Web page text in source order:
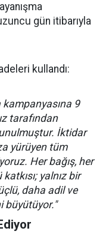
gün itibarıyla
kullandı:
9
tarafından
İktidar
yürüyen tüm
Her bağış, her
yalnız bir
daha adil ve
büyütüyor."